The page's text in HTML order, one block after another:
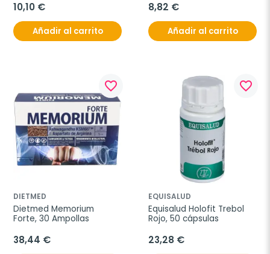
10,10 €
Añadir al carrito
8,82 €
Añadir al carrito
favorite_border
DIETMED
Dietmed Memorium
Forte, 30 Ampollas
38,44 €
favorite_border
EQUISALUD
Equisalud Holofit Trebol
Rojo, 50 cápsulas
23,28 €